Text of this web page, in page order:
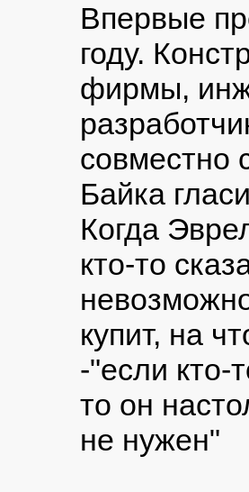
Впервые
году.
фирмы,
совместно
Байка
Когда
кто-то
купит, на
-"если кто-
то он
не нужен"